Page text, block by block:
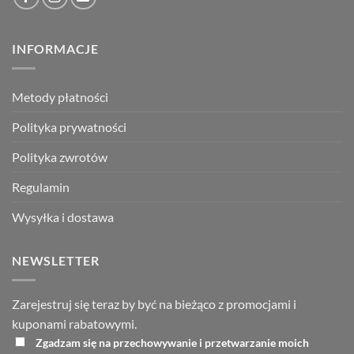
INFORMACJE
Metody płatności
Polityka prywatności
Polityka zwrotów
Regulamin
Wysyłka i dostawa
NEWSLETTER
Zarejestruj się teraz by być na bieżąco z promocjami i
kuponami rabatowymi.
Zgadzam się na przechowywanie i przetwarzanie moich